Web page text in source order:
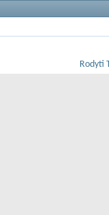
Rodyti